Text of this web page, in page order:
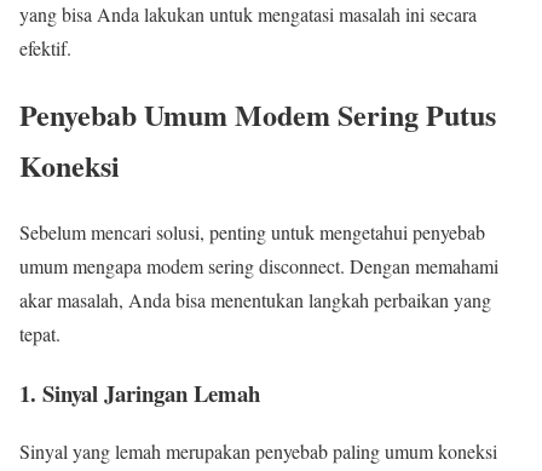
yang bisa Anda lakukan untuk mengatasi masalah ini secara
efektif.
Penyebab Umum Modem Sering Putus
Koneksi
Sebelum mencari solusi, penting untuk mengetahui penyebab
umum mengapa modem sering disconnect. Dengan memahami
akar masalah, Anda bisa menentukan langkah perbaikan yang
tepat.
1. Sinyal Jaringan Lemah
Sinyal yang lemah merupakan penyebab paling umum koneksi